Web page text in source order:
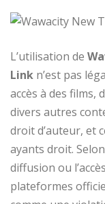
L’utilisation de
Link n’est pas
accès à des films,
divers autres
droit d’auteur, et
ayants droit.
diffusion ou
plateformes